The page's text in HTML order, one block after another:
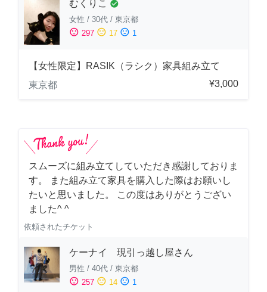
むくりこ check_circle
女性 / 30代 / 東京都
sentiment_satisfied 297 sentiment_neutral 17 sentiment_dissatisfied 1
【女性限定】RASIK（ラシク）家具組み立て
東京都
¥3,000
スムーズに組み立てしていただき感謝しておりま
す。 また組み立て家具を購入した際はお願いし
たいと思いました。 この度はありがとうござい
ました^ ^
依頼されたチケット
ケーナイ 現引っ越し屋さん
男性 / 40代 / 東京都
sentiment_satisfied 257 sentiment_neutral 14 sentiment_dissatisfied 1